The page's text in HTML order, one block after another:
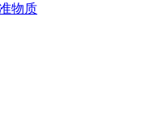
物质